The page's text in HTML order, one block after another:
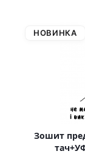
НОВИНКА
Зошит